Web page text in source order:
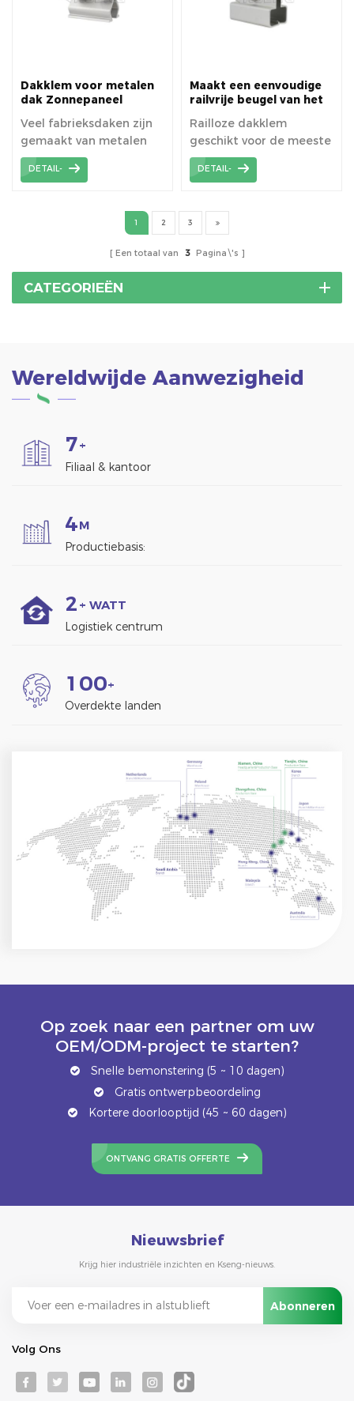
Dakklem voor metalen
dak Zonnepaneel
Veel fabrieksdaken zijn
gemaakt van metalen
platen, het is een heel
goed idee om deze uit
DETAIL-
Maakt een eenvoudige
railvrije beugel van het
voor een pv-
montagesysteem voor
metalen daken
Railloze dakklem
geschikt voor de meeste
PV-mouduletypes
flexibel, gemakkelijk en
dakplaten.
DETAIL-
1 2 3
Een totaal van 3 Pagina\'s
CATEGORIEËN
Wereldwijde Aanwezigheid
7+
Filiaal & kantoor
4M
Productiebasis:
2 + WATT
Logistiek centrum
1 00+
Overdekte landen
Op zoek naar een partner om uw
OEM/ODM-project te starten?
Snelle bemonstering (5 ~ 10 dagen)
Gratis ontwerpbeoordeling
Kortere doorlooptijd (45 ~ 60 dagen)
ONTVANG GRATIS OFFERTE
Nieuwsbrief
Krijg hier industriële inzichten en Kseng-nieuws.
Volg Ons